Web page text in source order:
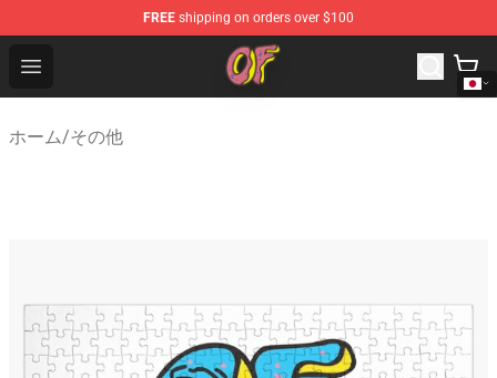
FREE shipping on orders over $100
Open menu
Odd Future Shop - Official Odd Future Merchandise Store
ホーム/その他